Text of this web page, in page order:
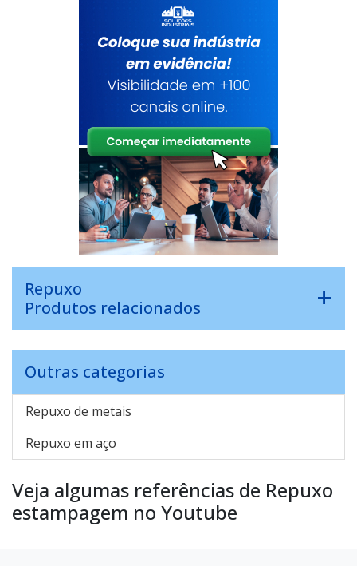
Repuxo
Produtos relacionados
Outras categorias
Repuxo de metais
Repuxo em aço
Veja algumas referências de Repuxo
estampagem no Youtube